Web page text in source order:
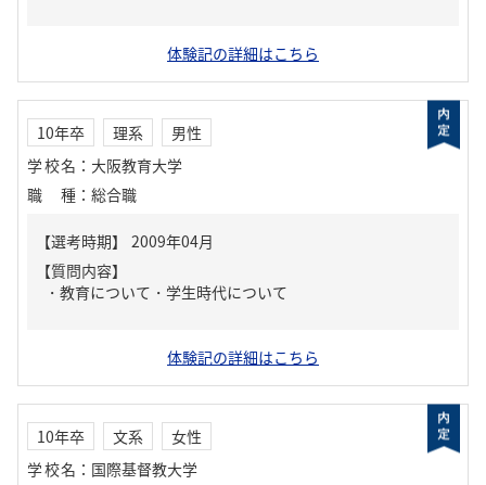
体験記の詳細はこちら
10年卒 理系
男性
学校名 ： 大阪教育大学
職種 ： 総合職
【質問内容】
・教育について・学生時代について
体験記の詳細はこちら
10年卒 文系
女性
学校名 ： 国際基督教大学